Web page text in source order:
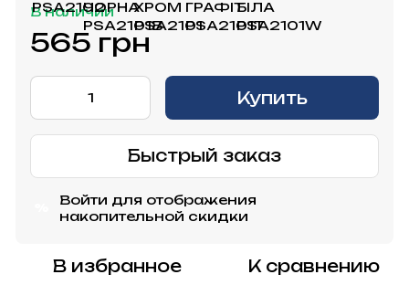
В наличии
565 грн
Купить
Быстрый заказ
Войти для отображения
накопительной скидки
В избранное К сравнению